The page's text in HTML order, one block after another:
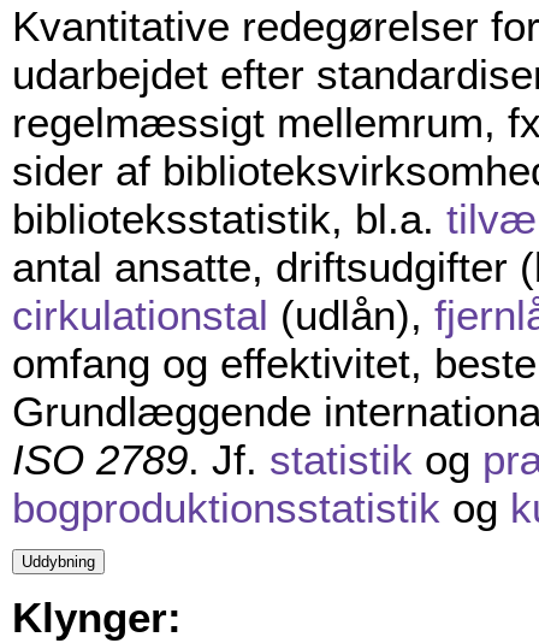
Kvantitative redegørelser
udarbejdet efter
regelmæssigt mellemrum,
sider af
biblioteksstatistik, bl.a.
antal ansatte, driftsudgifter
cirkulationstal (udlån),
omfang og effektivitet,
Grundlæggende
ISO 2789. Jf. statistik og
bogproduktionsstatistik og
Klynger: